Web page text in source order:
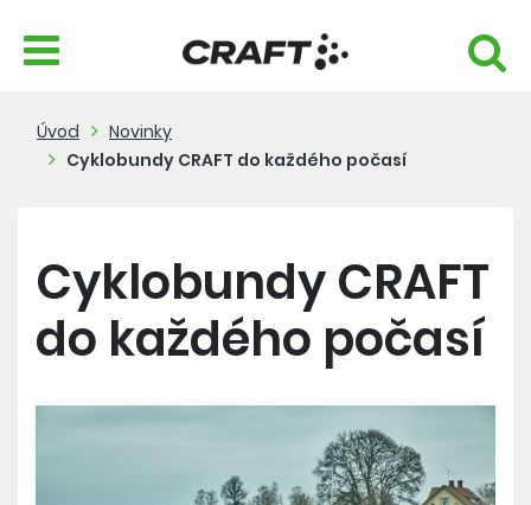
Úvod
Novinky
Cyklobundy CRAFT do každého počasí
Cyklobundy CRAFT
do každého počasí